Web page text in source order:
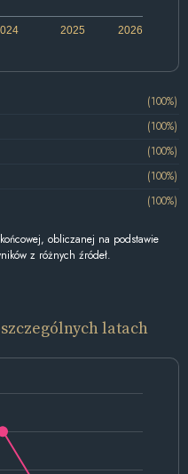
2026
2025
(100%)
(100%)
(100%)
(100%)
(100%)
obliczanej na podstawie
z różnych źródeł.
latach